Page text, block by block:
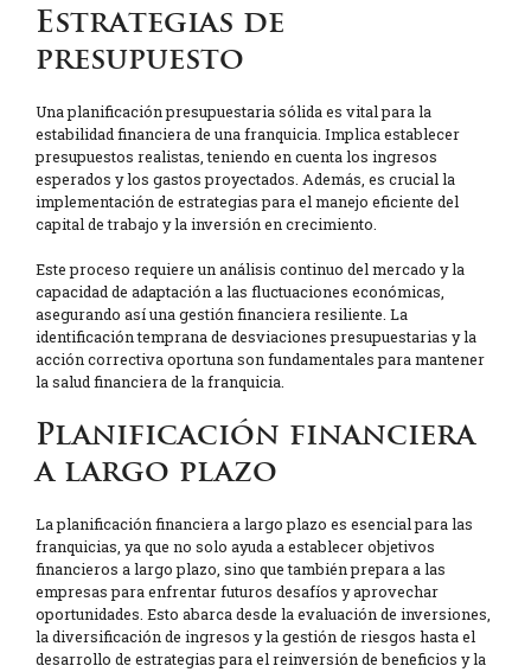
Estrategias de
presupuesto
Una planificación presupuestaria sólida es vital para la
estabilidad financiera de una franquicia. Implica establecer
presupuestos realistas, teniendo en cuenta los ingresos
esperados y los gastos proyectados. Además, es crucial la
implementación de estrategias para el manejo eficiente del
capital de trabajo y la inversión en crecimiento.
Este proceso requiere un análisis continuo del mercado y la
capacidad de adaptación a las fluctuaciones económicas,
asegurando así una gestión financiera resiliente. La
identificación temprana de desviaciones presupuestarias y la
acción correctiva oportuna son fundamentales para mantener
la salud financiera de la franquicia.
Planificación financiera
a largo plazo
La planificación financiera a largo plazo es esencial para las
franquicias, ya que no solo ayuda a establecer objetivos
financieros a largo plazo, sino que también prepara a las
empresas para enfrentar futuros desafíos y aprovechar
oportunidades. Esto abarca desde la evaluación de inversiones,
la diversificación de ingresos y la gestión de riesgos hasta el
desarrollo de estrategias para el reinversión de beneficios y la